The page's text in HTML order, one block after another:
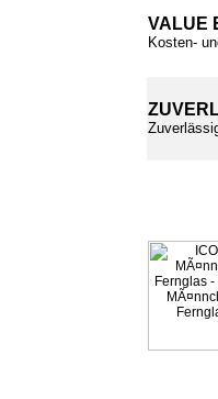
VALUE
Kosten-